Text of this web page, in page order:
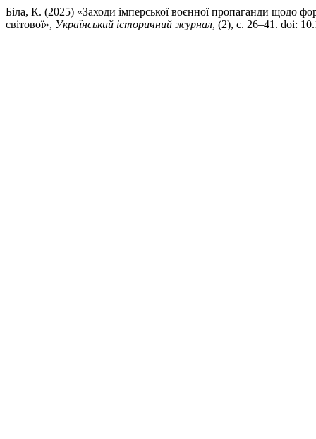
Біла, К. (2025) «Заходи імперської воєнної пропаганди щодо
світової», Український історичний журнал, (2), с. 26–41. doi: